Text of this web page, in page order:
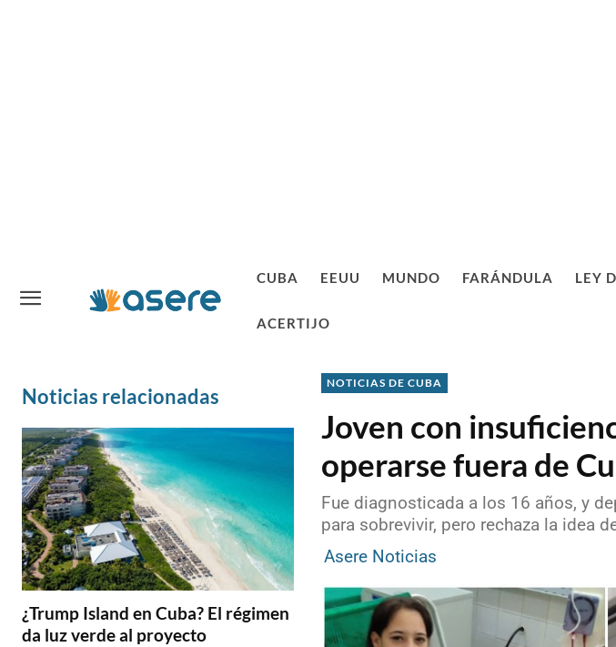
CUBA EEUU MUNDO FARÁNDULA LEY
ACERTIJO
Noticias relacionadas
¿Trump Island en Cuba? El régimen
da luz verde al proyecto
NOTICIAS DE CUBA
Joven con
operarse fuera de
Fue diagnosticada a los 16 años, y
para sobrevivir, pero rechaza la idea
Asere Noticias